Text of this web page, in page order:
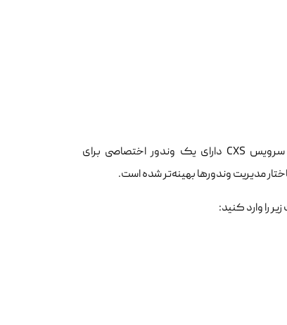
(WAF) متصل هستند. سرویس CXS دارای یک وندور اختصاصی برای
را وارد کنید: